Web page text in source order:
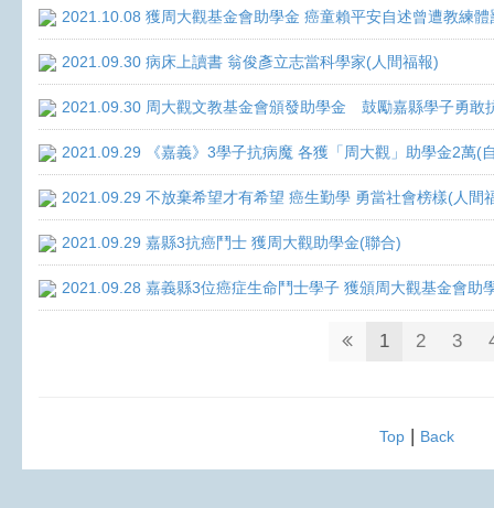
2021.10.08 獲周大觀基金會助學金 癌童賴平安自述曾遭教練體
2021.09.30 病床上讀書 翁俊彥立志當科學家(人間福報)
2021.09.30 周大觀文教基金會頒發助學金 鼓勵嘉縣學子勇敢
2021.09.29 《嘉義》3學子抗病魔 各獲「周大觀」助學金2萬(
2021.09.29 不放棄希望才有希望 癌生勤學 勇當社會榜樣(人間
2021.09.29 嘉縣3抗癌鬥士 獲周大觀助學金(聯合)
2021.09.28 嘉義縣3位癌症生命鬥士學子 獲頒周大觀基金會助
1 2 3
Top| Back